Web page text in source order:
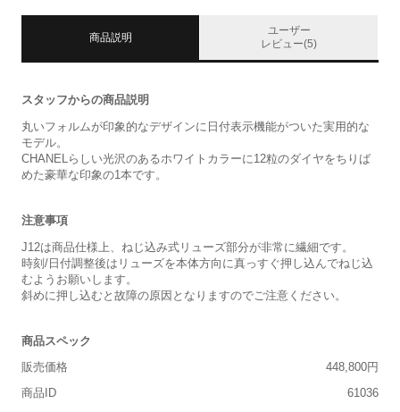
商品説明
ユーザー
レビュー(5)
スタッフからの商品説明
丸いフォルムが印象的なデザインに日付表示機能がついた実用的な
モデル。
CHANELらしい光沢のあるホワイトカラーに12粒のダイヤをちりば
めた豪華な印象の1本です。
注意事項
J12は商品仕様上、ねじ込み式リューズ部分が非常に繊細です。
時刻/日付調整後はリューズを本体方向に真っすぐ押し込んでねじ込
むようお願いします。
斜めに押し込むと故障の原因となりますのでご注意ください。
商品スペック
販売価格
448,800円
商品ID
61036